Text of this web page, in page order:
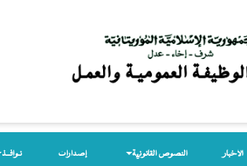
الأخبار النصوص القانونیة إصدارات نـوافــذ